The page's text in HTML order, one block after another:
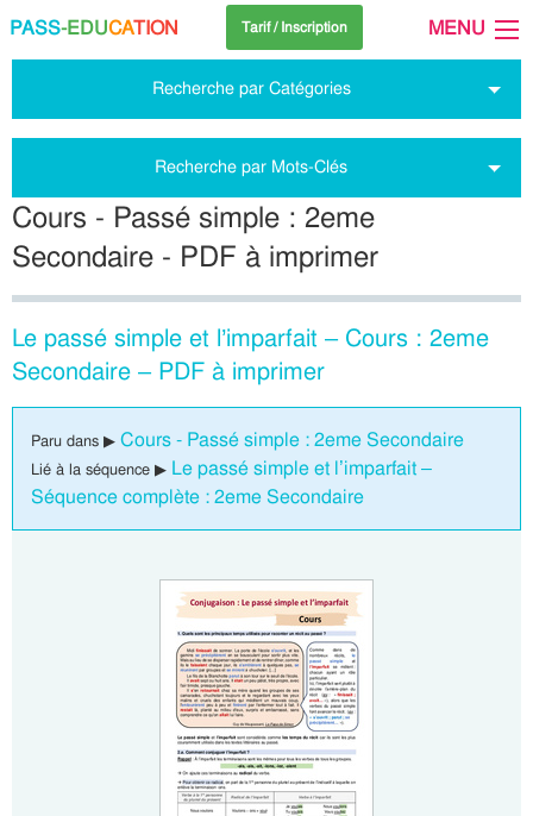
PASS-EDUCATION Tarif / Inscription MENU
Recherche par Catégories
Recherche par Mots-Clés
Cours - Passé simple : 2eme
Secondaire - PDF à imprimer
Le passé simple et l’imparfait – Cours : 2eme
Secondaire – PDF à imprimer
Paru dans ▶ Cours - Passé simple : 2eme Secondaire
Lié à la séquence ▶ Le passé simple et l’imparfait –
Séquence complète : 2eme Secondaire